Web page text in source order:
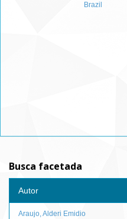
Brazil
Busca facetada
Autor
Araujo, Alderi Emidio